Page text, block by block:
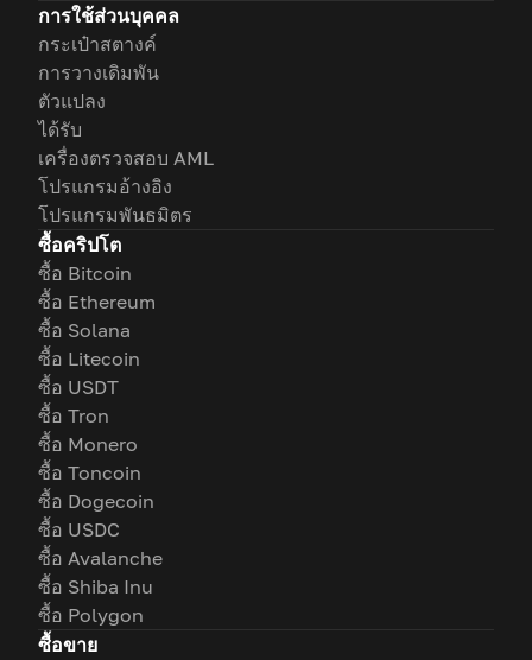
การใช้ส่วนบุคคล
กระเป๋าสตางค์
การวางเดิมพัน
ตัวแปลง
ได้รับ
เครื่องตรวจสอบ AML
โปรแกรมอ้างอิง
โปรแกรมพันธมิตร
ซื้อคริปโต
ซื้อ Bitcoin
ซื้อ Ethereum
ซื้อ Solana
ซื้อ Litecoin
ซื้อ USDT
ซื้อ Tron
ซื้อ Monero
ซื้อ Toncoin
ซื้อ Dogecoin
ซื้อ USDC
ซื้อ Avalanche
ซื้อ Shiba Inu
ซื้อ Polygon
ซื้อขาย